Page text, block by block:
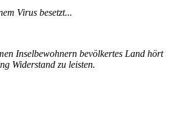
Virus besetzt...
Inselbewohnern bevölkertes Land hört
Widerstand zu leisten.